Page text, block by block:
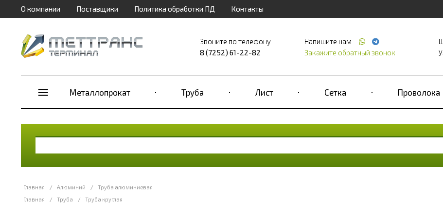
О компании Поставщики Политика обработки ПД Контакты
Звоните по телефону
8 (7252) 61-22-82
Напишите нам
Закажите обратный звонок
Металлопрокат Труба Лист Сетка Проволока
Главная / Алюминий /
Труба алюминиевая
Главная
/ Труба / Труба круглая